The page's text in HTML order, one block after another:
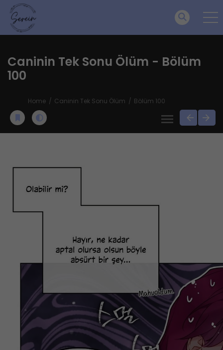
Caninin Tek Sonu Ölüm - Bölüm
100
Home Caninin Tek Sonu Ölüm Bölüm 100